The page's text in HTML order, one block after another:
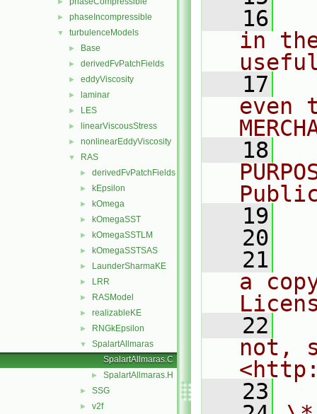
► phaseIncompressible
▼ turbulenceModels
► Base
► derivedFvPatchFields
► eddyViscosity
► laminar
► LES
► linearViscousStress
► nonlinearEddyViscosity
▼ RAS
► derivedFvPatchFields
► kEpsilon
► kOmega
► kOmegaSST
► kOmegaSSTLM
► kOmegaSSTSAS
► LaunderSharmaKE
► LRR
► RASModel
► realizableKE
► RNGkEpsilon
▼
SpalartAllmaras
SpalartAllmaras.C
► SpalartAllmaras.H
► SSG
► v2f
   16
in
   17
even
   18
   19
   20
   21
a
   22
not,
   23